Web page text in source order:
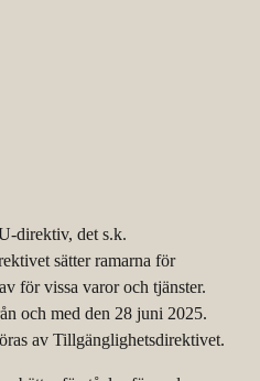
direktiv, det s.k.
sätter ramarna för
för vissa varor och tjänster.
och med den 28 juni 2025.
av Tillgänglighetsdirektivet.